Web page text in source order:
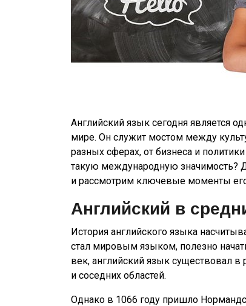
Английский язык сегодня является
мире. Он служит мостом между
разных сферах, от бизнеса и
такую международную значимость?
и рассмотрим ключевые моменты
Английский в
История английского языка
стал мировым языком, полезно
век, английский язык существовал в
и соседних областей.
Однако в 1066 году пришло